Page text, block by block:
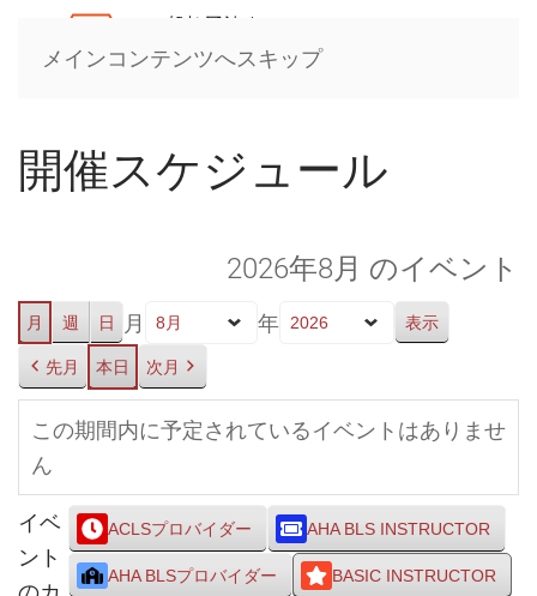
メインコンテンツへスキップ
開催スケジュール
2026年8月 のイベント
月 週 日 月 年
先月 本日 次月
この期間内に予定されているイベントはありませ
ん
イベ
ント
ACLSプロバイダー AHA BLS INSTRUCTOR
AHA BLSプロバイダー BASIC INSTRUCTOR